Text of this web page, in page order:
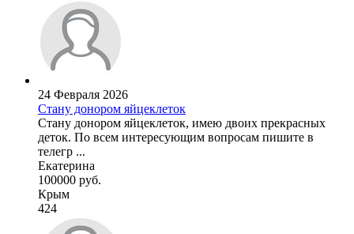
24 Февраля 2026
Стану донором яйцеклеток
Стану донором яйцеклеток, имею двоих прекрасных
деток. По всем интересующим вопросам пишите в
телегр ...
Екатерина
100000 руб.
Крым
424